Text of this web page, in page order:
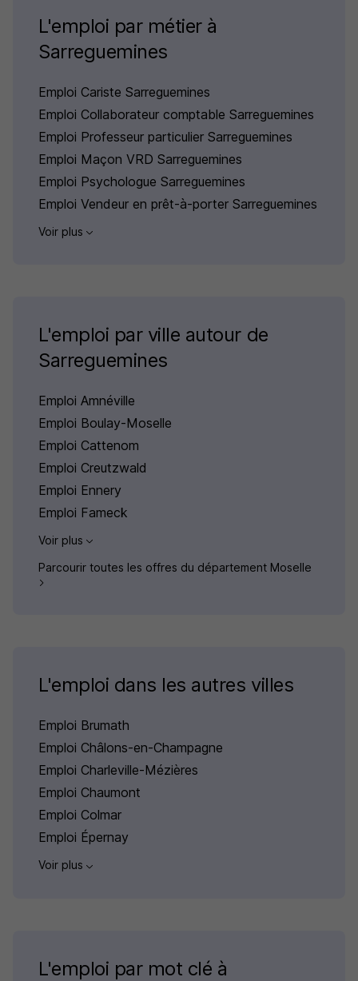
L'emploi par métier à
Sarreguemines
Emploi Cariste Sarreguemines
Emploi Collaborateur comptable Sarreguemines
Emploi Professeur particulier Sarreguemines
Emploi Maçon VRD Sarreguemines
Emploi Psychologue Sarreguemines
Emploi Vendeur en prêt-à-porter Sarreguemines
Voir plus
L'emploi par ville autour de
Sarreguemines
Emploi Amnéville
Emploi Boulay-Moselle
Emploi Cattenom
Emploi Creutzwald
Emploi Ennery
Emploi Fameck
Voir plus
Parcourir toutes les offres du département Moselle
L'emploi dans les autres villes
Emploi Brumath
Emploi Châlons-en-Champagne
Emploi Charleville-Mézières
Emploi Chaumont
Emploi Colmar
Emploi Épernay
Voir plus
L'emploi par mot clé à